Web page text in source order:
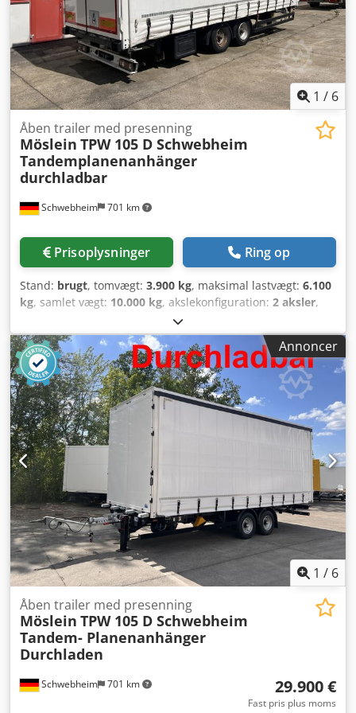
1 / 6
Schwebheim 701 km
Åben trailer med presenning
Möslein TPW 105 D Schwebheim
Tandemplanenanhänger
durchladbar
Prisoplysninger Ring op
Stand: brugt, tomvægt: 3.900 kg, maksimal lastvægt: 6.100
kg, samlet vægt: 10.000 kg, akslekonfiguration: 2 aksler,
, længde af lastrum:
læsningsbredde:2.490 mm, lastepladshøjde:2.600 mm,
lastepladsvolumen:47 m³, affjedring: luft, dækstørrelse:
235/75R17,5 143J, akselafstand:990 mm, farve:anden,
geartype:anden, forhjulsdækstørrelse:235/75R17,5 143J
bagdækseldimension:235/75R17,5 143J, førerhus:anden
emissionsklasse:ingen ABS, trykluftbremse,
Foran med portaldøre til gennemlæsning, bagpå med
portaldøre, 27 mm skridsikker finerbund, 14
fastsurringsøjer på ladfladen, læssehøjde ca. 1.050 mm,
konturmærkning efter ECE R 048 forskrift, foran med 2 stk.
gearstøttevinscher med 2-trins gear, BPW-aksler, - trykfejl,
forbehold for fejl og ændringer, eksempelbilleder -, Flere
oplysninger under: !, Flere detaljer: ! Dsdpszr Umasfx
Aggjck
Annoncer
1 / 6
Schwebheim 701 km
Åben trailer med presenning
Möslein TPW 105 D Schwebheim
Tandem- Planenanhänger
Durchladen
29.900 €
Fast pris plus moms